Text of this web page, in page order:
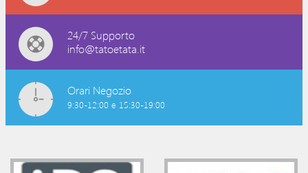
24/7 Supporto
info@tatoetata.it
Orari Negozio
9:30-12:00 e 15:30-19:00